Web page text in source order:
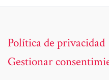
Política de privacidad
Gestionar